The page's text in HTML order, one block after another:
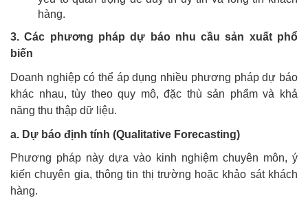
hàng.
3. Các phương pháp dự báo nhu cầu sản xuất phổ
biến
Doanh nghiệp có thể áp dụng nhiều phương pháp dự báo
khác nhau, tùy theo quy mô, đặc thù sản phẩm và khả
năng thu thập dữ liệu.
a. Dự báo định tính (Qualitative Forecasting)
Phương pháp này dựa vào kinh nghiệm chuyên môn, ý
kiến chuyên gia, thông tin thị trường hoặc khảo sát khách
hàng.